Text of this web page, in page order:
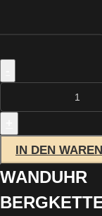
IN DEN
WANDUHR